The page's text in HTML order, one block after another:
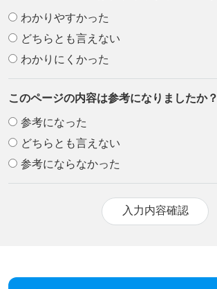
わかりやすかった
どちらとも言えない
わかりにくかった
このページの内容は参考になりましたか？
参考になった
どちらとも言えない
参考にならなかった